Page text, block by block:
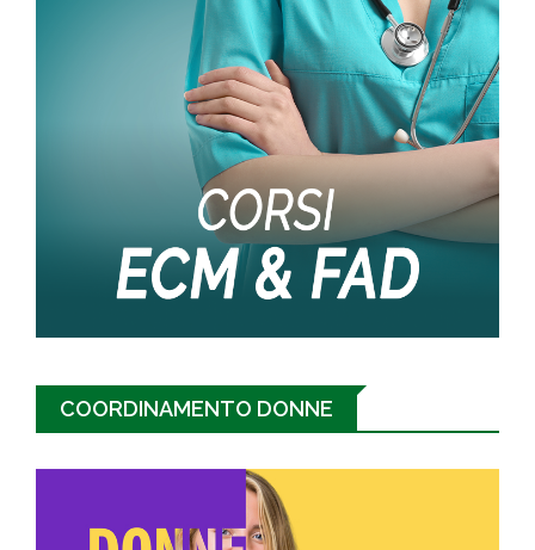
COORDINAMENTO DONNE